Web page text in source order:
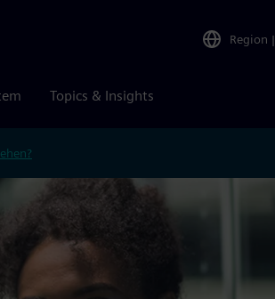
Region |
Topics & Insights